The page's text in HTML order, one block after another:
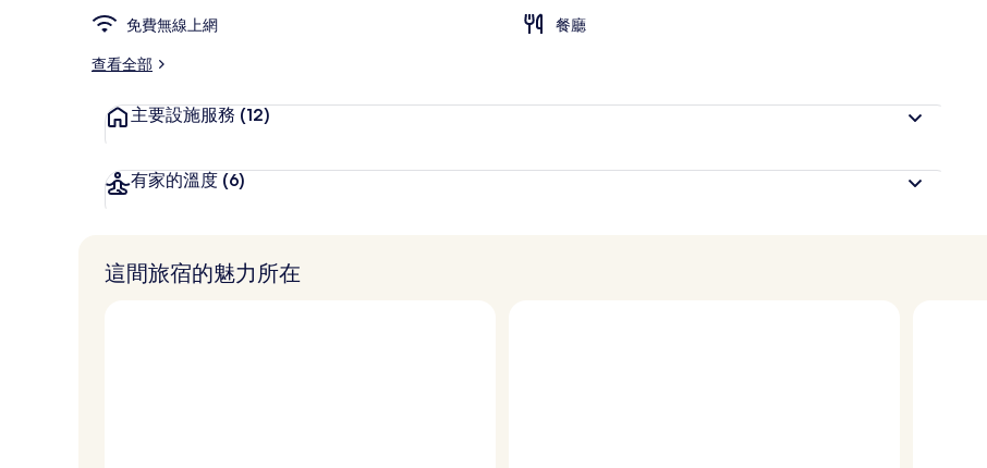
免費無線上網
餐廳
查看全部
主要設施服務 (12)
有家的溫度 (6)
這間旅宿的魅力所在